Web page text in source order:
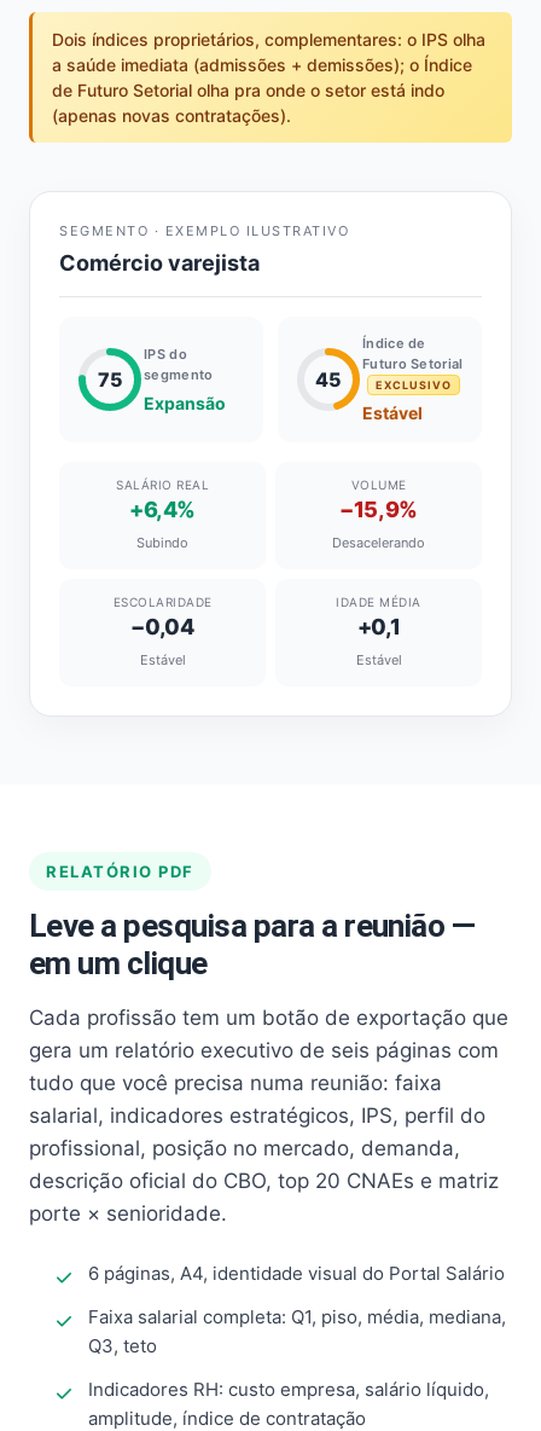
Dois índices proprietários, complementares: o IPS olha
a saúde imediata (admissões + demissões); o Índice
de Futuro Setorial olha pra onde o setor está indo
(apenas novas contratações).
SEGMENTO · EXEMPLO ILUSTRATIVO
Comércio varejista
75
IPS do
segmento
Expansão
45
Índice de
Futuro Setorial
EXCLUSIVO
Estável
SALÁRIO REAL
+6,4%
Subindo
VOLUME
−15,9%
Desacelerando
ESCOLARIDADE
−0,04
Estável
IDADE MÉDIA
+0,1
Estável
RELATÓRIO PDF
Leve a pesquisa para a reunião —
em um clique
Cada profissão tem um botão de exportação que
gera um relatório executivo de seis páginas com
tudo que você precisa numa reunião: faixa
salarial, indicadores estratégicos, IPS, perfil do
profissional, posição no mercado, demanda,
descrição oficial do CBO, top 20 CNAEs e matriz
porte × senioridade.
6 páginas, A4, identidade visual do Portal Salário
Faixa salarial completa: Q1, piso, média, mediana,
Q3, teto
Indicadores RH: custo empresa, salário líquido,
amplitude, índice de contratação